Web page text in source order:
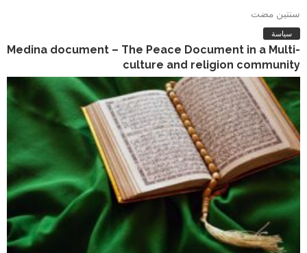
سنتين مضت
سياسة
Medina document – The Peace Document in a Multi-
culture and religion community